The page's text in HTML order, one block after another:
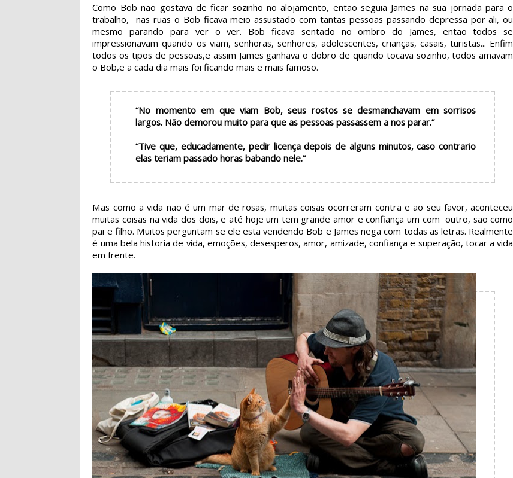
Como Bob não gostava de ficar sozinho no alojamento, então seguia James na sua jornada para o
trabalho, nas ruas o Bob ficava meio assustado com tantas pessoas passando depressa por ali, ou
mesmo parando para ver o ver. Bob ficava sentado no ombro do James, então todos se
impressionavam quando os viam, senhoras, senhores, adolescentes, crianças, casais, turistas... Enfim
todos os tipos de pessoas,e assim James ganhava o dobro de quando tocava sozinho, todos amavam
o Bob,e a cada dia mais foi ficando mais e mais famoso.
“No momento em que viam Bob, seus rostos se desmanchavam em sorrisos
largos. Não demorou muito para que as pessoas passassem a nos parar.”
“Tive que, educadamente, pedir licença depois de alguns minutos, caso contrario
elas teriam passado horas babando nele.”
Mas como a vida não é um mar de rosas, muitas coisas ocorreram contra e ao seu favor, aconteceu
muitas coisas na vida dos dois, e até hoje um tem grande amor e confiança um com outro, são como
pai e filho. Muitos perguntam se ele esta vendendo Bob e James nega com todas as letras. Realmente
é uma bela historia de vida, emoções, desesperos, amor, amizade, confiança e superação, tocar a vida
em frente.